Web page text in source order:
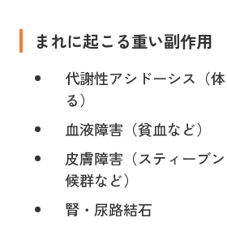
まれに起こる重い副作用
代謝性アシドーシス（
る）
血液障害（貧血など）
皮膚障害（スティーブ
候群など）
腎・尿路結石